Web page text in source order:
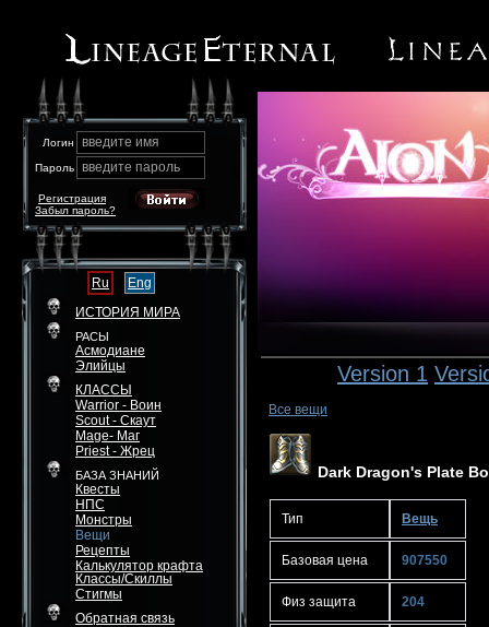
Логин введите имя
Пароль введите пароль
Забыл пароль?
Регистрация
Ru
Eng
ИСТОРИЯ МИРА
РАСЫ
Асмодиане
Элийцы
КЛАССЫ
Warrior - Воин
Scout - Скаут
Mage- Маг
Priest - Жрец
БАЗА ЗНАНИЙ
Квесты
НПС
Монстры
Вещи
Рецепты
Калькулятор крафта
Классы/Скиллы
Стигмы
Обратная связь
Version 1
Все вещи
Dark Dragon's Plate
Тип Вещь
Базовая цена 907550
Физ защита 204